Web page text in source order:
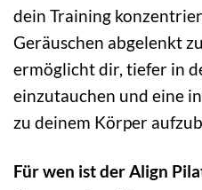
dein Training
Geräuschen abgelenkt
ermöglicht dir, tiefer in
einzutauchen und eine
zu deinem Körper
Für wen ist der Align